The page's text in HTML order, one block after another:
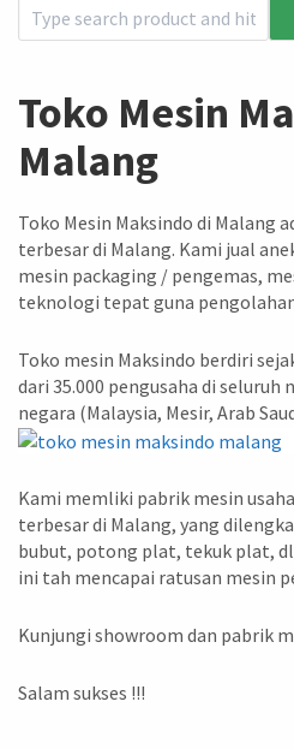
Toko Mesin
Malang
Toko Mesin Maksindo di Malang
terbesar di Malang. Kami jual
mesin packaging / pengemas,
teknologi tepat guna
Toko mesin Maksindo berdiri
dari 35.000 pengusaha di seluruh
negara (Malaysia, Mesir, Arab
Kami memliki pabrik mesin
terbesar di Malang, yang
bubut, potong plat, tekuk plat,
ini tah mencapai ratusan mesin
Kunjungi showroom dan pabrik
Salam sukses !!!